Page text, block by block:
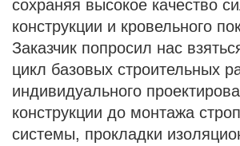
сохраняя высокое качество
конструкции и кровельного
Заказчик попросил нас
цикл базовых строительных
индивидуального
конструкции до монтажа
системы, прокладки